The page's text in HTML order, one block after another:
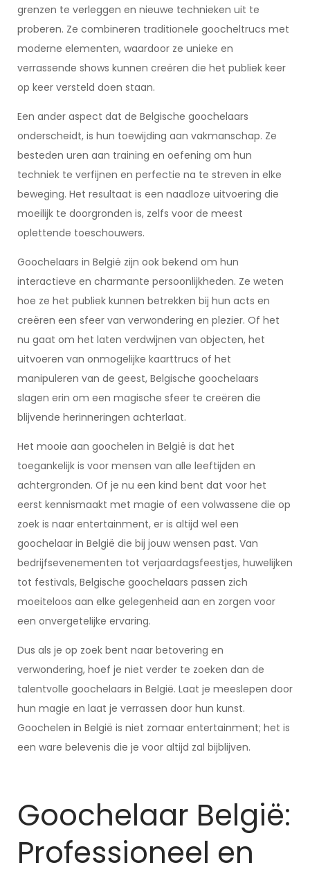
grenzen te verleggen en nieuwe technieken uit te
proberen. Ze combineren traditionele goocheltrucs met
moderne elementen, waardoor ze unieke en
verrassende shows kunnen creëren die het publiek keer
op keer versteld doen staan.
Een ander aspect dat de Belgische goochelaars
onderscheidt, is hun toewijding aan vakmanschap. Ze
besteden uren aan training en oefening om hun
techniek te verfijnen en perfectie na te streven in elke
beweging. Het resultaat is een naadloze uitvoering die
moeilijk te doorgronden is, zelfs voor de meest
oplettende toeschouwers.
Goochelaars in België zijn ook bekend om hun
interactieve en charmante persoonlijkheden. Ze weten
hoe ze het publiek kunnen betrekken bij hun acts en
creëren een sfeer van verwondering en plezier. Of het
nu gaat om het laten verdwijnen van objecten, het
uitvoeren van onmogelijke kaarttrucs of het
manipuleren van de geest, Belgische goochelaars
slagen erin om een magische sfeer te creëren die
blijvende herinneringen achterlaat.
Het mooie aan goochelen in België is dat het
toegankelijk is voor mensen van alle leeftijden en
achtergronden. Of je nu een kind bent dat voor het
eerst kennismaakt met magie of een volwassene die op
zoek is naar entertainment, er is altijd wel een
goochelaar in België die bij jouw wensen past. Van
bedrijfsevenementen tot verjaardagsfeestjes, huwelijken
tot festivals, Belgische goochelaars passen zich
moeiteloos aan elke gelegenheid aan en zorgen voor
een onvergetelijke ervaring.
Dus als je op zoek bent naar betovering en
verwondering, hoef je niet verder te zoeken dan de
talentvolle goochelaars in België. Laat je meeslepen door
hun magie en laat je verrassen door hun kunst.
Goochelen in België is niet zomaar entertainment; het is
een ware belevenis die je voor altijd zal bijblijven.
Goochelaar België:
Professioneel en